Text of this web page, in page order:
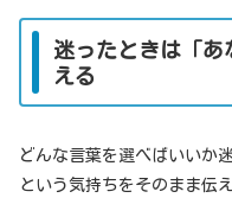
迷ったときは「あ
える
どんな言葉を選べばいいか
という気持ちをそのまま伝